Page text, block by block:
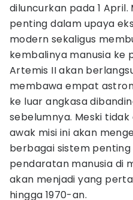
diluncurkan pada 1
penting dalam upaya
modern sekaligus
kembalinya manusia ke
Artemis II akan
membawa empat
ke luar angkasa
sebelumnya. Meski
awak misi ini akan
berbagai sistem
pendaratan manusia di
akan menjadi yang
hingga 1970-an.